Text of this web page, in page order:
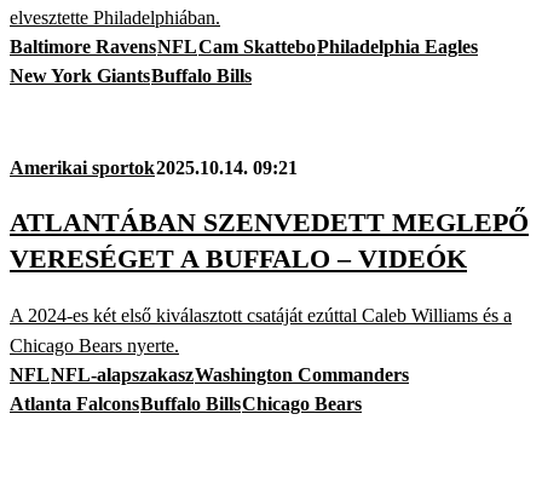
elvesztette Philadelphiában.
Baltimore RavensNFLCam SkatteboPhiladelphia Eagles
New York GiantsBuffalo Bills
Amerikai sportok2025.10.14. 09:21
ATLANTÁBAN SZENVEDETT MEGLEPŐ
VERESÉGET A BUFFALO – VIDEÓK
A 2024-es két első kiválasztott csatáját ezúttal Caleb Williams és a
Chicago Bears nyerte.
NFLNFL-alapszakaszWashington Commanders
Atlanta FalconsBuffalo BillsChicago Bears